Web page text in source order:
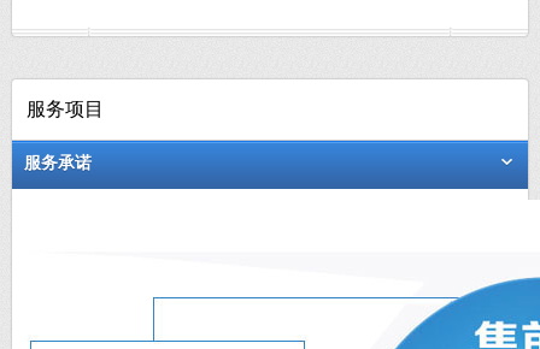
服务项目
服务承诺